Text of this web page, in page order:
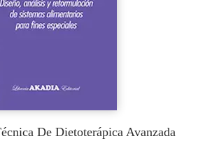
De Dietoterápica Avanzada